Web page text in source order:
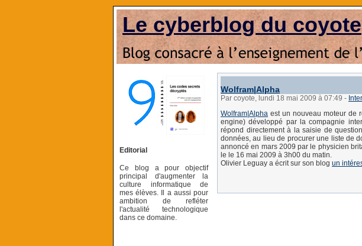
Le cyberblog du coyote
Editorial
Ce blog a pour objectif
principal d'augmenter la
culture informatique de
mes élèves. Il a aussi pour
ambition de refléter
l'actualité technologique
dans ce domaine.
Wolfram|Alpha
Par coyote, lundi 18 mai 2009 à 07:49 -
Wolfram|Alpha est un nouveau moteur de
engine) développé par la compagnie
répond directement à la saisie de
données, au lieu de procurer une liste de
annoncé en mars 2009 par le physicien
le le 16 mai 2009 à 3h00 du matin.
Olivier Leguay a écrit sur son blog un